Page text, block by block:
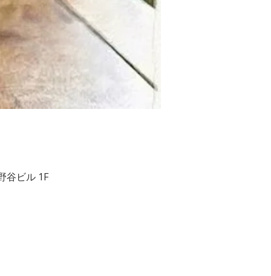
谷ビル 1F